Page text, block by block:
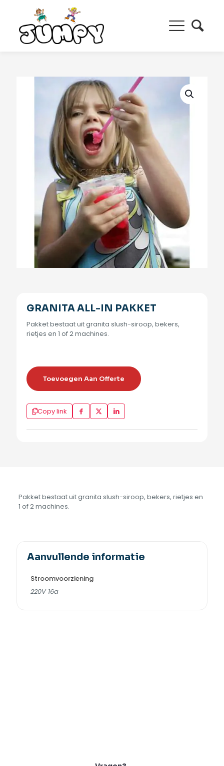
GRANITA ALL-IN PAKKET
Pakket bestaat uit granita slush-siroop, bekers,
rietjes en 1 of 2 machines.
Toevoegen Aan Offerte
Copy link
Pakket bestaat uit granita slush-siroop, bekers, rietjes en
1 of 2 machines.
Aanvullende informatie
Stroomvoorziening
220V 16a